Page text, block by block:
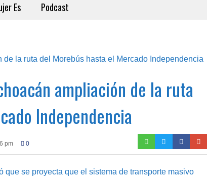
Es Podcast
ampliación de la ruta
Independencia
pm 0
que se proyecta que el sistema de transporte masivo